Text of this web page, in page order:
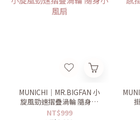
MUNICHI｜MR.BIGFAN 小
旋風勁速摺疊渦輪 隨身小
風扇
NT$999